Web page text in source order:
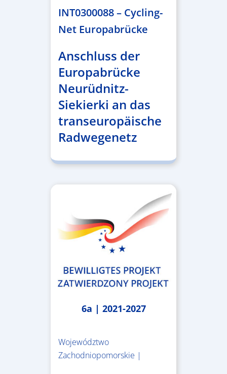
INT0300088 – Cycling-
Net Europabrücke
Anschluss der
Europabrücke
Neurüdnitz-
Siekierki an das
transeuropäische
Radwegenetz
6a | 2021-2027
Województwo
Zachodniopomorskie |